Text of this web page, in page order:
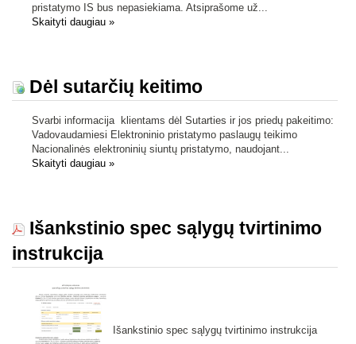
pristatymo IS bus nepasiekiama. Atsiprašome už...
Skaityti daugiau »
Dėl sutarčių keitimo
Svarbi informacija klientams dėl Sutarties ir jos priedų pakeitimo:
Vadovaudamiesi Elektroninio pristatymo paslaugų teikimo
Nacionalinės elektroninių siuntų pristatymo, naudojant...
Skaityti daugiau »
Išankstinio spec sąlygų tvirtinimo
instrukcija
Išankstinio spec sąlygų tvirtinimo instrukcija